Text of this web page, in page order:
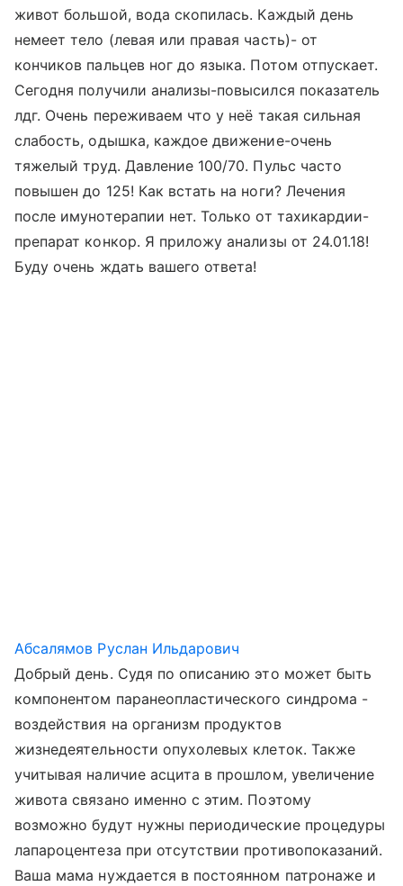
живот большой, вода скопилась. Каждый день
немеет тело (левая или правая часть)- от
кончиков пальцев ног до языка. Потом отпускает.
Сегодня получили анализы-повысился показатель
лдг. Очень переживаем что у неё такая сильная
слабость, одышка, каждое движение-очень
тяжелый труд. Давление 100/70. Пульс часто
повышен до 125! Как встать на ноги? Лечения
после имунотерапии нет. Только от тахикардии-
препарат конкор. Я приложу анализы от 24.01.18!
Буду очень ждать вашего ответа!
Абсалямов Руслан Ильдарович
Добрый день. Судя по описанию это может быть
компонентом паранеопластического синдрома -
воздействия на организм продуктов
жизнедеятельности опухолевых клеток. Также
учитывая наличие асцита в прошлом, увеличение
живота связано именно с этим. Поэтому
возможно будут нужны периодические процедуры
лапароцентеза при отсутствии противопоказаний.
Ваша мама нуждается в постоянном патронаже и